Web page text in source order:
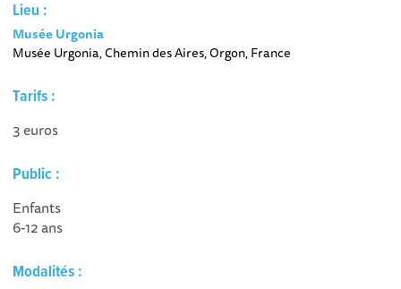
Lieu :
Musée Urgonia
Musée Urgonia, Chemin des Aires, Orgon, France
Tarifs :
3 euros
Public :
Enfants
6-12 ans
Modalités :